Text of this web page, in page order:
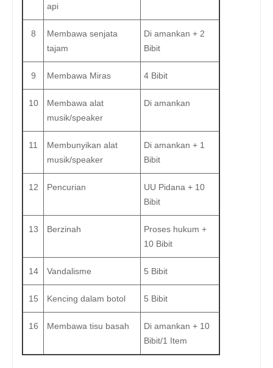
api
8
Membawa senjata
tajam
Di amankan + 2
Bibit
9 Membawa Miras 4 Bibit
10
Membawa alat
musik/speaker
Di amankan
11
Membunyikan alat
musik/speaker
Di amankan + 1
Bibit
12 Pencurian
UU Pidana + 10
Bibit
13 Berzinah
Proses hukum +
10 Bibit
14 Vandalisme 5 Bibit
15 Kencing dalam botol 5 Bibit
16 Membawa tisu basah
Di amankan + 10
Bibit/1 Item